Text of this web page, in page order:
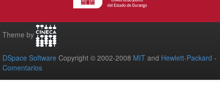
Theme by
DSpace Software Copyright © 2002-2008 MIT and Hewlett-Packard -
Comentarios